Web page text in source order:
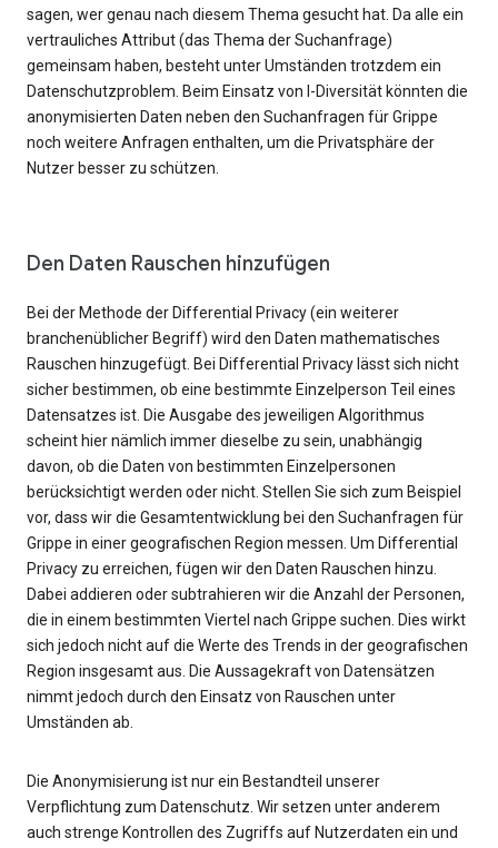
sagen, wer genau nach diesem Thema gesucht hat. Da alle ein
vertrauliches Attribut (das Thema der Suchanfrage)
gemeinsam haben, besteht unter Umständen trotzdem ein
Datenschutzproblem. Beim Einsatz von l-Diversität könnten die
anonymisierten Daten neben den Suchanfragen für Grippe
noch weitere Anfragen enthalten, um die Privatsphäre der
Nutzer besser zu schützen.
Den Daten Rauschen hinzufügen
Bei der Methode der Differential Privacy (ein weiterer
branchenüblicher Begriff) wird den Daten mathematisches
Rauschen hinzugefügt. Bei Differential Privacy lässt sich nicht
sicher bestimmen, ob eine bestimmte Einzelperson Teil eines
Datensatzes ist. Die Ausgabe des jeweiligen Algorithmus
scheint hier nämlich immer dieselbe zu sein, unabhängig
davon, ob die Daten von bestimmten Einzelpersonen
berücksichtigt werden oder nicht. Stellen Sie sich zum Beispiel
vor, dass wir die Gesamtentwicklung bei den Suchanfragen für
Grippe in einer geografischen Region messen. Um Differential
Privacy zu erreichen, fügen wir den Daten Rauschen hinzu.
Dabei addieren oder subtrahieren wir die Anzahl der Personen,
die in einem bestimmten Viertel nach Grippe suchen. Dies wirkt
sich jedoch nicht auf die Werte des Trends in der geografischen
Region insgesamt aus. Die Aussagekraft von Datensätzen
nimmt jedoch durch den Einsatz von Rauschen unter
Umständen ab.
Die Anonymisierung ist nur ein Bestandteil unserer
Verpflichtung zum Datenschutz. Wir setzen unter anderem
auch strenge Kontrollen des Zugriffs auf Nutzerdaten ein und